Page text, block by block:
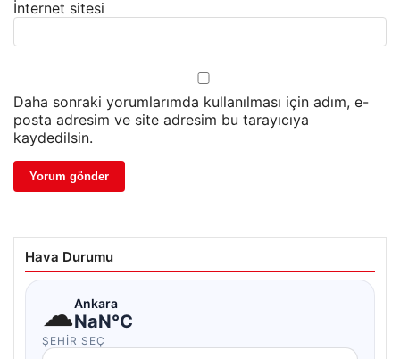
İnternet sitesi
Daha sonraki yorumlarımda kullanılması için adım, e-
posta adresim ve site adresim bu tarayıcıya
kaydedilsin.
Hava Durumu
☁Ankara
NaN°C
ŞEHIR SEÇ